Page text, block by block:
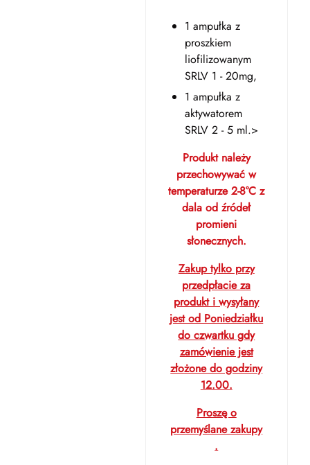
1 ampułka z
proszkiem
liofilizowanym
SRLV 1 - 20mg,
1 ampułka z
aktywatorem
SRLV 2 - 5 ml.>
Produkt należy
przechowywać w
temperaturze 2-8°C z
dala od źródeł
promieni
słonecznych.
Zakup tylko przy
przedpłacie za
produkt i wysyłany
jest od Poniedziałku
do czwartku gdy
zamówienie jest
złożone do godziny
12.00.
Proszę o
przemyślane zakupy
.